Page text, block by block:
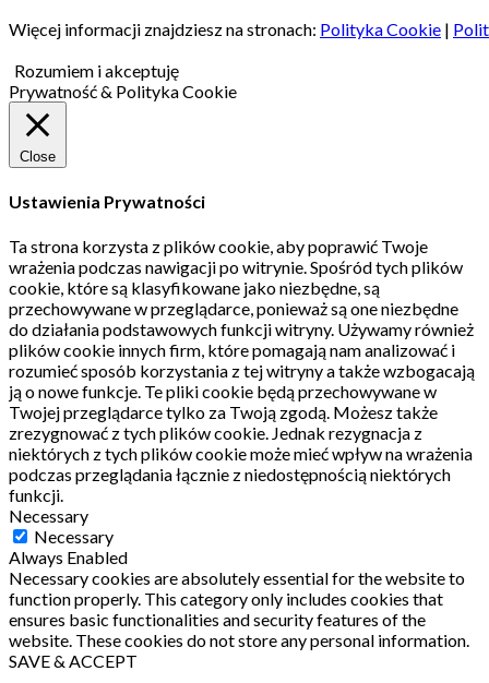
Więcej informacji znajdziesz na stronach: Polityka Cookie |
Rozumiem i akceptuję
Prywatność & Polityka Cookie
Close
Ustawienia Prywatności
Ta strona korzysta z plików cookie, aby poprawić Twoje
wrażenia podczas nawigacji po witrynie. Spośród tych plików
cookie, które są klasyfikowane jako niezbędne, są
przechowywane w przeglądarce, ponieważ są one niezbędne
do działania podstawowych funkcji witryny. Używamy również
plików cookie innych firm, które pomagają nam analizować i
rozumieć sposób korzystania z tej witryny a także wzbogacają
ją o nowe funkcje. Te pliki cookie będą przechowywane w
Twojej przeglądarce tylko za Twoją zgodą. Możesz także
zrezygnować z tych plików cookie. Jednak rezygnacja z
niektórych z tych plików cookie może mieć wpływ na wrażenia
podczas przeglądania łącznie z niedostępnością niektórych
funkcji.
Necessary
Necessary
Always Enabled
Necessary cookies are absolutely essential for the website to
function properly. This category only includes cookies that
ensures basic functionalities and security features of the
website. These cookies do not store any personal information.
SAVE & ACCEPT